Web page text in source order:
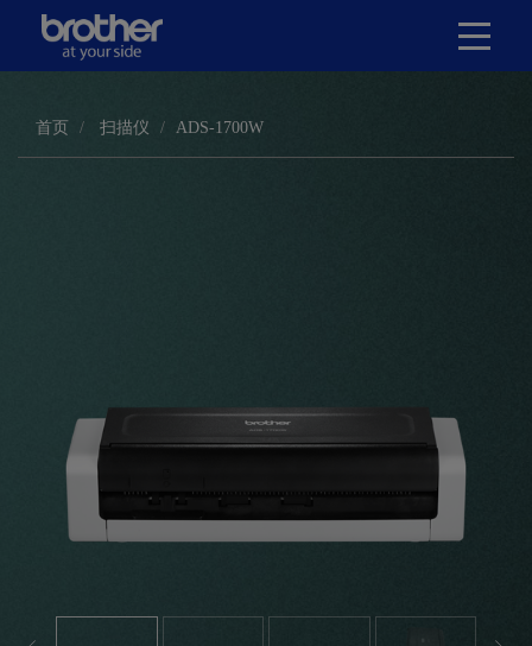
首页 扫描仪 ADS-1700W